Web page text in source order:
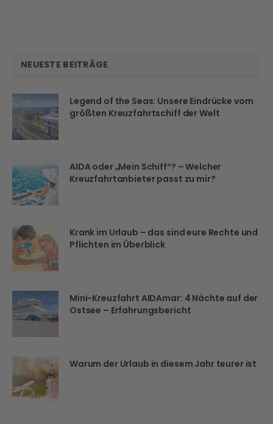
NEUESTE BEITRÄGE
Legend of the Seas: Unsere Eindrücke vom
größten Kreuzfahrtschiff der Welt
AIDA oder „Mein Schiff“? – Welcher
Kreuzfahrtanbieter passt zu mir?
Krank im Urlaub – das sind eure Rechte und
Pflichten im Überblick
Mini-Kreuzfahrt AIDAmar: 4 Nächte auf der
Ostsee – Erfahrungsbericht
Warum der Urlaub in diesem Jahr teurer ist